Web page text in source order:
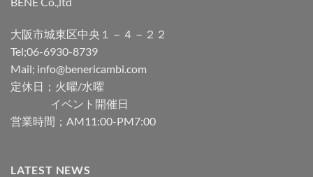
大阪市城東区中央１－４－２２
Tel;06-6930-8739
Mail; info@benericambi.com
定休日；火曜/水曜
イベント開催日
営業時間；AM11:00-PM7:00
LATEST NEWS